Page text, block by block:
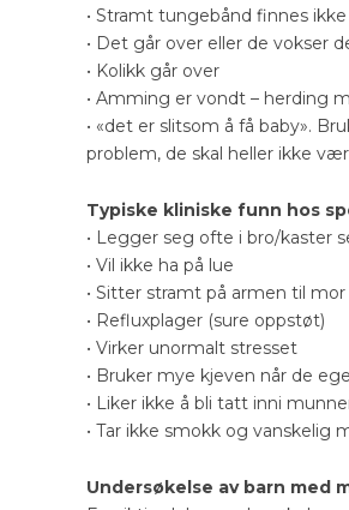
• Stramt tungebånd finnes
• Det går over eller de vokser
• Kolikk går over
• Amming er vondt – herding
• «det er slitsom å få baby».
problem, de skal heller ikke
Typiske kliniske funn hos
• Legger seg ofte i bro/kaster
• Vil ikke ha på lue
• Sitter stramt på armen til
• Refluxplager (sure oppstøt)
• Virker unormalt stresset
• Bruker mye kjeven når de
• Liker ikke å bli tatt inni
• Tar ikke smokk og vanskelig
Undersøkelse av barn med